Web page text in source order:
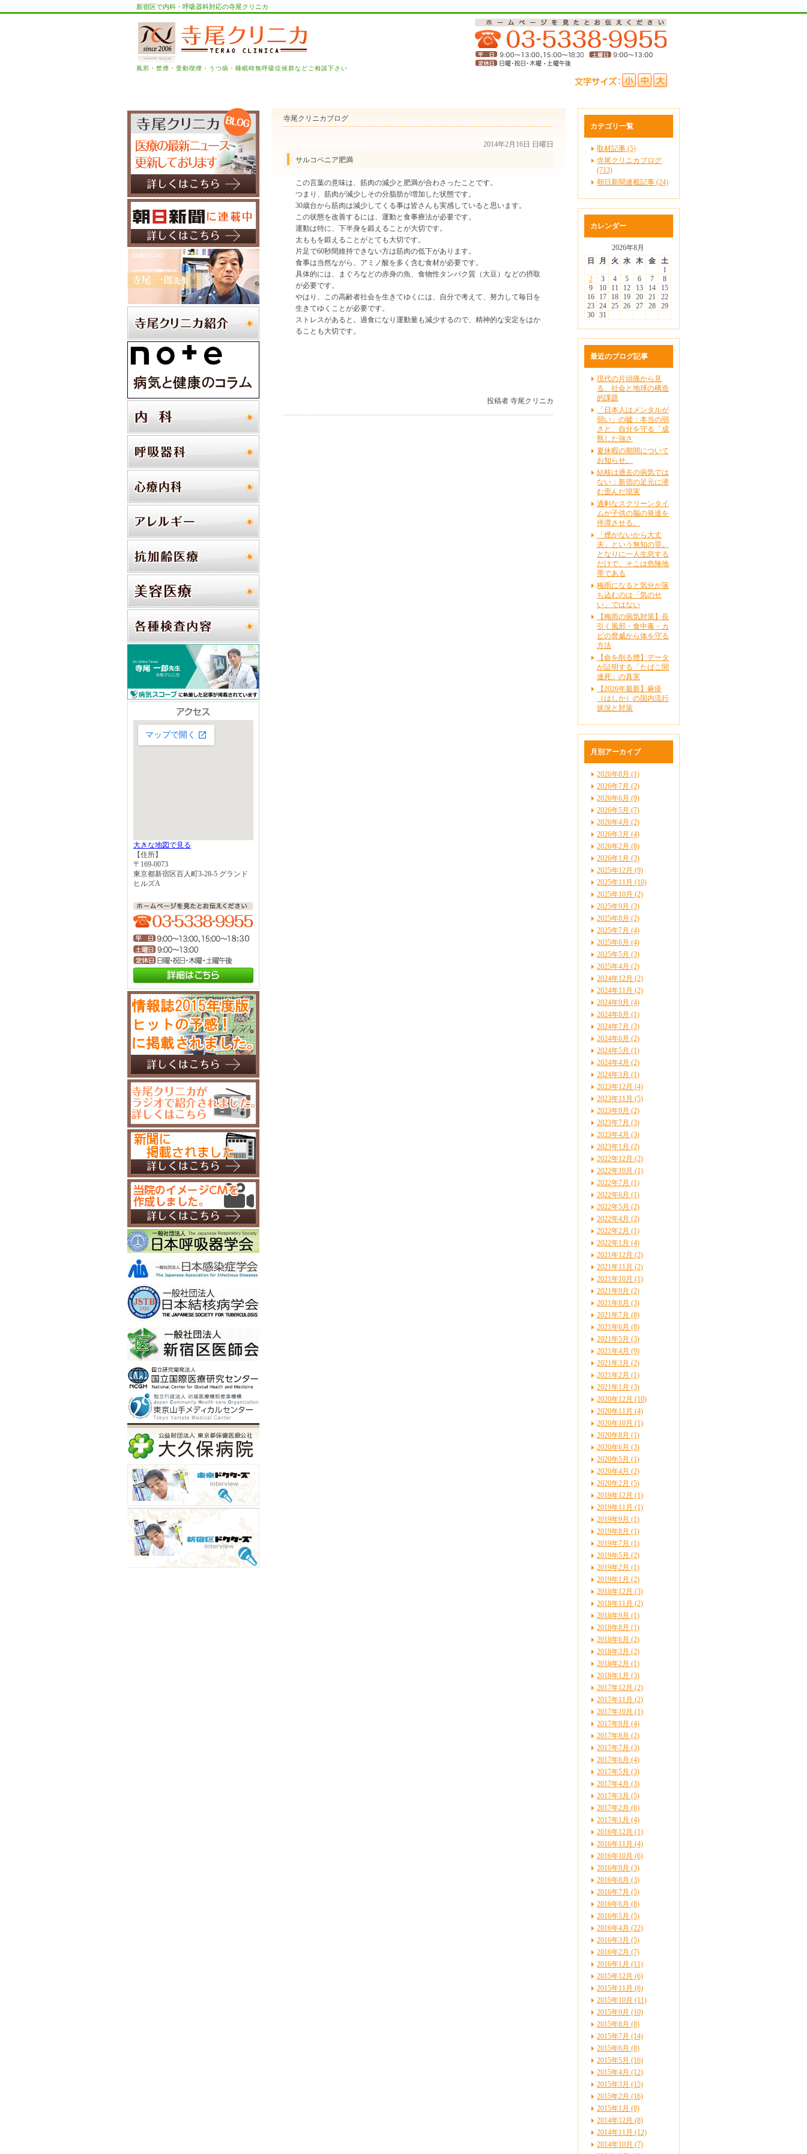
新宿区で内科・呼吸器科対応の寺尾クリニカ
風邪・禁煙・受動喫煙・うつ病・睡眠時無呼吸症候群などご相談下さい
寺尾クリニカブログ
2014年2月16日 日曜日
サルコペニア肥満
この言葉の意味は、筋肉の減少と肥満が合わさったことです。
つまり、筋肉が減少しその分脂肪が増加した状態です。
30歳台から筋肉は減少してくる事は皆さんも実感していると思います。
この状態を改善するには、運動と食事療法が必要です。
運動は特に、下半身を鍛えることが大切です。
太ももを鍛えることがとても大切です。
片足で60秒間維持できない方は筋肉の低下があります。
食事は当然ながら、アミノ酸を多く含む食材が必要です。
具体的には、まぐろなどの赤身の魚、食物性タンパク質（大豆）などの摂取
が必要です。
やはり、この高齢者社会を生きてゆくには、自分で考えて、努力して毎日を
生きてゆくことが必要です。
ストレスがあると。過食になり運動量も減少するので、精神的な安定をはか
ることも大切です。
投稿者 寺尾クリニカ
カテゴリ一覧
取材記事 (5)
寺尾クリニカブログ
(713)
朝日新聞連載記事 (24)
カレンダー
2026年8月
日
月 火 水 木 金
土
1
2
3 4 5 6 7
8
9
10 11 12 13 14
15
16
17 18 19 20 21
22
23
24 25 26 27 28
29
30
31
最近のブログ記事
現代の片頭痛から見
る、社会と地球の構造
的課題
「日本人はメンタルが
弱い」の嘘：本当の弱
さと、自分を守る「成
熟した強さ
夏休暇の期間について
お知らせ。
結核は過去の病気では
ない：新宿の足元に潜
む歪んだ現実
過剰なスクリーンタイ
ムが子供の脳の発達を
停滞させる。
「煙がないから大丈
夫」という無知の罪。
となりに一人生息する
だけで、そこは危険地
帯である
梅雨になると気分が落
ち込むのは「気のせ
い」ではない
【梅雨の病気対策】長
引く風邪・食中毒・カ
ビの脅威から体を守る
方法
【命を削る煙】データ
が証明する「たばこ関
連死」の真実
【2026年最新】麻疹
（はしか）の国内流行
状況と対策
月別アーカイブ
2026年8月 (1)
2026年7月 (2)
2026年6月 (9)
2026年5月 (7)
2026年4月 (2)
2026年3月 (4)
2026年2月 (8)
2026年1月 (3)
2025年12月 (9)
2025年11月 (10)
2025年10月 (2)
2025年9月 (3)
2025年8月 (2)
2025年7月 (4)
2025年6月 (4)
2025年5月 (3)
2025年4月 (2)
2024年12月 (2)
2024年11月 (2)
2024年9月 (4)
2024年8月 (1)
2024年7月 (3)
2024年6月 (2)
2024年5月 (1)
2024年4月 (2)
2024年3月 (1)
2023年12月 (4)
2023年11月 (5)
2023年9月 (2)
2023年7月 (3)
2023年4月 (3)
2023年1月 (2)
2022年12月 (2)
2022年10月 (1)
2022年7月 (1)
2022年6月 (1)
2022年5月 (2)
2022年4月 (2)
2022年2月 (1)
2022年1月 (4)
2021年12月 (2)
2021年11月 (2)
2021年10月 (1)
2021年9月 (2)
2021年8月 (3)
2021年7月 (8)
2021年6月 (8)
2021年5月 (3)
2021年4月 (9)
2021年3月 (2)
2021年2月 (1)
2021年1月 (3)
2020年12月 (10)
2020年11月 (4)
2020年10月 (1)
2020年8月 (1)
2020年6月 (3)
2020年5月 (1)
2020年4月 (2)
2020年2月 (5)
2019年12月 (1)
2019年11月 (1)
2019年9月 (1)
2019年8月 (1)
2019年7月 (1)
2019年5月 (2)
2019年2月 (1)
2019年1月 (2)
2018年12月 (3)
2018年11月 (2)
2018年9月 (1)
2018年8月 (1)
2018年6月 (2)
2018年3月 (2)
2018年2月 (1)
2018年1月 (3)
2017年12月 (2)
2017年11月 (2)
2017年10月 (1)
2017年9月 (4)
2017年8月 (2)
2017年7月 (3)
2017年6月 (4)
2017年5月 (3)
2017年4月 (3)
2017年3月 (5)
2017年2月 (6)
2017年1月 (4)
2016年12月 (1)
2016年11月 (4)
2016年10月 (6)
2016年9月 (3)
2016年8月 (3)
2016年7月 (5)
2016年6月 (8)
2016年5月 (5)
2016年4月 (22)
2016年3月 (5)
2016年2月 (7)
2016年1月 (11)
2015年12月 (6)
2015年11月 (6)
2015年10月 (11)
2015年9月 (10)
2015年8月 (8)
2015年7月 (14)
2015年6月 (8)
2015年5月 (16)
2015年4月 (12)
2015年3月 (15)
2015年2月 (16)
2015年1月 (8)
2014年12月 (8)
2014年11月 (12)
2014年10月 (7)
大きな地図で見る
【住所】
〒169-0073
東京都新宿区百人町3-28-5 グランド
ヒルズA